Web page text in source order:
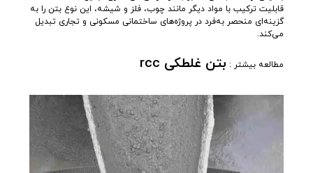
قابلیت ترکیب با مواد دیگر مانند چوب، فلز و شیشه، این نوع بتن را به
گزینه‌ای منحصر به‌فرد در پروژه‌های ساختمانی مسکونی و تجاری تبدیل
می‌کند.
مطالعه بیشتر :بتن غلطکی rcc